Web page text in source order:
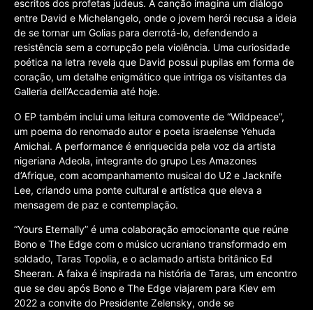
escritos dos profetas judeus. A canção imagina um diálogo
entre David e Michelangelo, onde o jovem herói recusa a ideia
de se tornar um Golias para derrotá-lo, defendendo a
resistência sem a corrupção pela violência. Uma curiosidade
poética na letra revela que David possui pupilas em forma de
coração, um detalhe enigmático que intriga os visitantes da
Galleria dell’Accademia até hoje.
O EP também inclui uma leitura comovente de “Wildpeace”,
um poema do renomado autor e poeta israelense Yehuda
Amichai. A performance é enriquecida pela voz da artista
nigeriana Adeola, integrante do grupo Les Amazones
d’Afrique, com acompanhamento musical do U2 e Jacknife
Lee, criando uma ponte cultural e artística que eleva a
mensagem de paz e contemplação.
“Yours Eternally” é uma colaboração emocionante que reúne
Bono e The Edge com o músico ucraniano transformado em
soldado, Taras Topolia, e o aclamado artista britânico Ed
Sheeran. A faixa é inspirada na história de Taras, um encontro
que se deu após Bono e The Edge viajarem para Kiev em
2022 a convite do Presidente Zelensky, onde se